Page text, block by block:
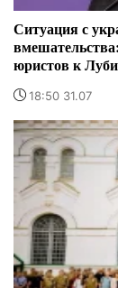
Ситуация с
юристов к
18:50 31.07